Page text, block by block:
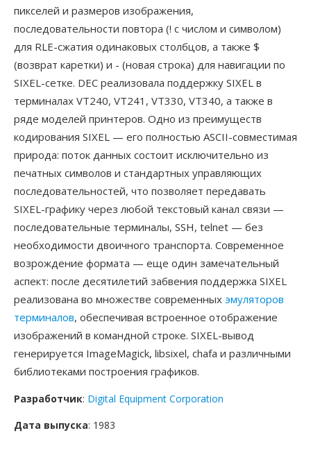
пикселей и размеров изображения,
последовательности повтора (! с числом и символом)
для RLE-сжатия одинаковых столбцов, а также $
(возврат каретки) и - (новая строка) для навигации по
SIXEL-сетке. DEC реализовала поддержку SIXEL в
терминалах VT240, VT241, VT330, VT340, а также в
ряде моделей принтеров. Одно из преимуществ
кодирования SIXEL — его полностью ASCII-совместимая
природа: поток данных состоит исключительно из
печатных символов и стандартных управляющих
последовательностей, что позволяет передавать
SIXEL-графику через любой текстовый канал связи —
последовательные терминалы, SSH, telnet — без
необходимости двоичного транспорта. Современное
возрождение формата — еще один замечательный
аспект: после десятилетий забвения поддержка SIXEL
реализована во множестве современных эмуляторов
терминалов, обеспечивая встроенное отображение
изображений в командной строке. SIXEL-вывод
генерируется ImageMagick, libsixel, chafa и различными
библиотеками построения графиков.
Разработчик: Digital Equipment Corporation
Дата выпуска: 1983